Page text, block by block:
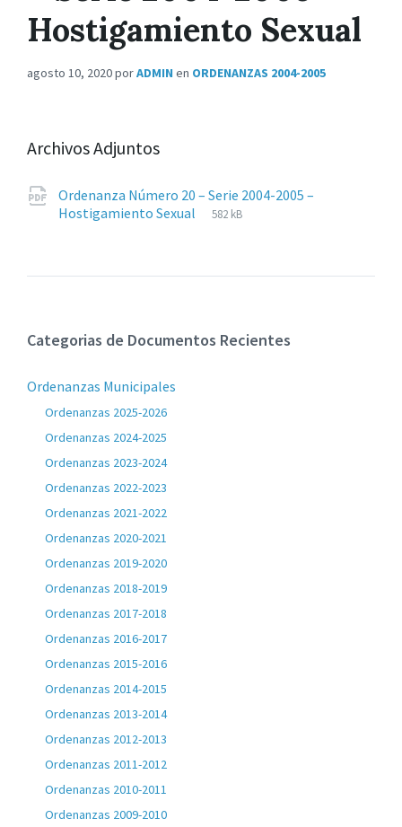
Hostigamiento Sexual
agosto 10, 2020porADMIN en ORDENANZAS 2004-2005
Archivos Adjuntos
Ordenanza Número 20 – Serie 2004-2005 –
Hostigamiento Sexual
Extensiones
pdf
Tamaño
582 kB
Categorias de Documentos Recientes
Ordenanzas Municipales
Ordenanzas 2025-2026
Ordenanzas 2024-2025
Ordenanzas 2023-2024
Ordenanzas 2022-2023
Ordenanzas 2021-2022
Ordenanzas 2020-2021
Ordenanzas 2019-2020
Ordenanzas 2018-2019
Ordenanzas 2017-2018
Ordenanzas 2016-2017
Ordenanzas 2015-2016
Ordenanzas 2014-2015
Ordenanzas 2013-2014
Ordenanzas 2012-2013
Ordenanzas 2011-2012
Ordenanzas 2010-2011
Ordenanzas 2009-2010